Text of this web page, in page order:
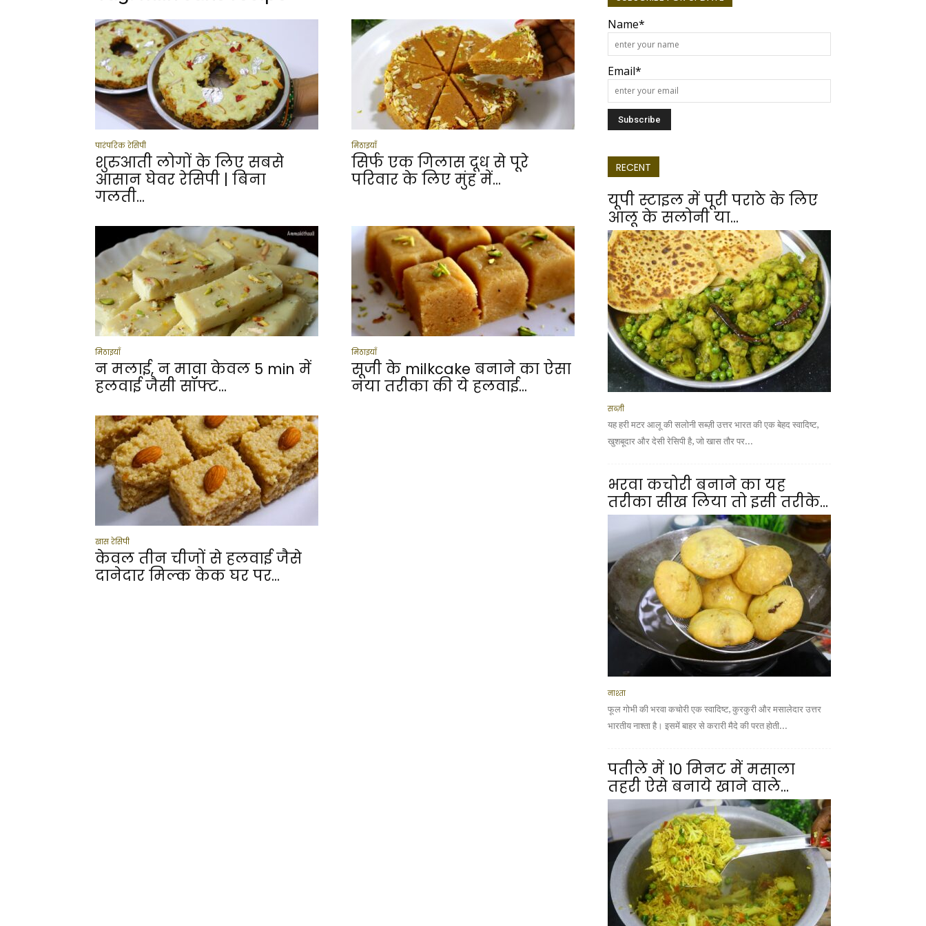
पारंपरिक रेसिपी
शुरुआती लोगों के लिए सबसे
आसान घेवर रेसिपी | बिना
गलती...
मिठाइयाँ
सिर्फ एक गिलास दूध से पूरे
परिवार के लिए मुंह में...
मिठाइयाँ
न मलाई, न मावा केवल 5 min में
हलवाई जैसी सॉफ्ट...
मिठाइयाँ
सूजी के milkcake बनाने का ऐसा
नया तरीका की ये हलवाई...
खास रेसिपी
केवल तीन चीजों से हलवाई जैसे
दानेदार मिल्क केक घर पर...
Name*
Email*
RECENT
यूपी स्टाइल में पूरी पराठे के लिए
आलू के सलोनी या...
सब्ज़ी
यह हरी मटर आलू की सलोनी सब्ज़ी उत्तर भारत की एक बेहद स्वादिष्ट,
खुशबूदार और देसी रेसिपी है, जो खास तौर पर...
भरवा कचोरी बनाने का यह
तरीका सीख लिया तो इसी तरीके...
नाश्ता
फूल गोभी की भरवा कचोरी एक स्वादिष्ट, कुरकुरी और मसालेदार उत्तर
भारतीय नाश्ता है। इसमें बाहर से करारी मैदे की परत होती...
पतीले में 10 मिनट में मसाला
तहरी ऐसे बनाये खाने वाले...